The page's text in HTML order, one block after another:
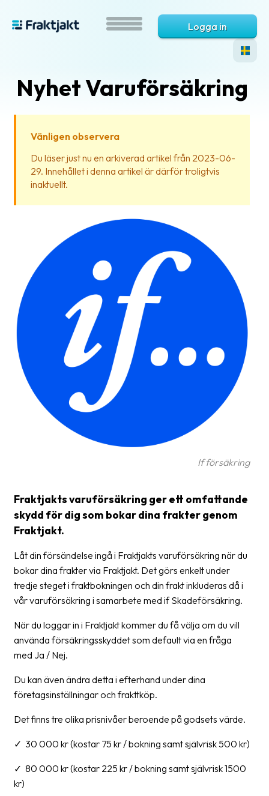
Vad
Vanliga
Ordlista
Paketering
Skrivarinställningar
Tulldeklarationer
Manualer
Nedladdningar
Kundtjänst
Om
Om
Fraktjakt
Pressrum
Medarbetare
Jobb
&
Logga in
Nyhet Varuförsäkring
Vänligen observera
Du läser just nu en arkiverad artikel från 2023-06-
29. Innehållet i denna artikel är därför troligtvis
inaktuellt.
If försäkring
Fraktjakts varuförsäkring ger ett omfattande
skydd för dig som bokar dina frakter genom
Fraktjakt.
Låt din försändelse ingå i Fraktjakts varuförsäkring när du
bokar dina frakter via Fraktjakt. Det görs enkelt under
tredje steget i fraktbokningen och din frakt inkluderas då i
vår varuförsäkring i samarbete med if Skadeförsäkring.
När du loggar in i Fraktjakt kommer du få välja om du vill
använda försäkringsskyddet som default via en fråga
med Ja / Nej.
Du kan även ändra detta i efterhand under dina
företagsinställningar och frakttköp.
Det finns tre olika prisnivåer beroende på godsets värde.
✓ 30 000 kr (kostar 75 kr / bokning samt självrisk 500 kr)
✓ 80 000 kr (kostar 225 kr / bokning samt självrisk 1500
kr)